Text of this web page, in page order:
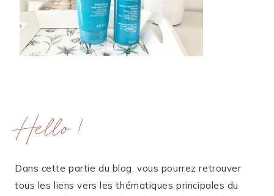
Hello !
Dans cette partie du blog, vous pourrez retrouver
tous les liens vers les thématiques principales du